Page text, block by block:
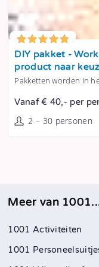
Tonen
DIY pakket -
product naar
Pakketten worden in
Vanaf € 40,- per
2 – 30 personen
Meer van
1001 Activiteiten
1001